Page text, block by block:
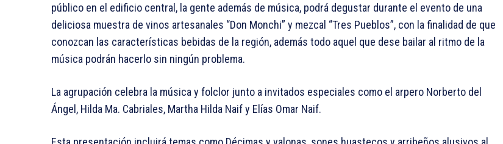
público en el edificio central, la gente además de música, podrá degustar durante el evento de una
deliciosa muestra de vinos artesanales “Don Monchi” y mezcal “Tres Pueblos”, con la finalidad de que
conozcan las características bebidas de la región, además todo aquel que dese bailar al ritmo de la
música podrán hacerlo sin ningún problema.
La agrupación celebra la música y folclor junto a invitados especiales como el arpero Norberto del
Ángel, Hilda Ma. Cabriales, Martha Hilda Naif y Elías Omar Naif.